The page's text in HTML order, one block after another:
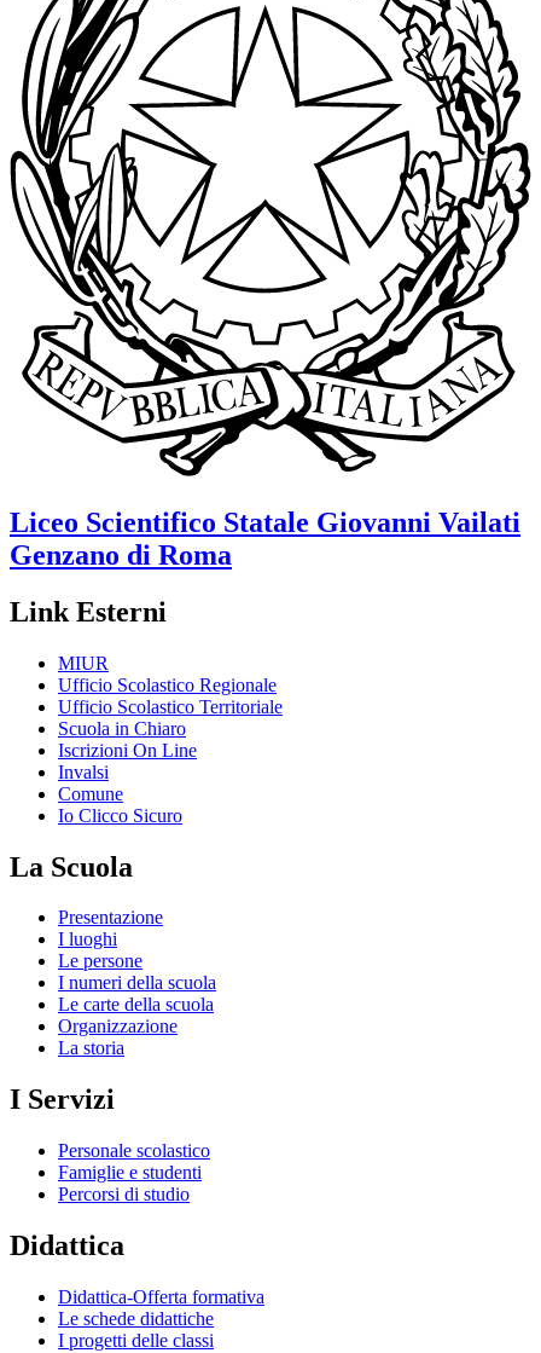
Liceo Scientifico Statale Giovanni Vailati
Genzano di Roma
Link Esterni
MIUR
Ufficio Scolastico Regionale
Ufficio Scolastico Territoriale
Scuola in Chiaro
Iscrizioni On Line
Invalsi
Comune
Io Clicco Sicuro
La Scuola
Presentazione
I luoghi
Le persone
I numeri della scuola
Le carte della scuola
Organizzazione
La storia
I Servizi
Personale scolastico
Famiglie e studenti
Percorsi di studio
Didattica
Didattica-Offerta formativa
Le schede didattiche
I progetti delle classi